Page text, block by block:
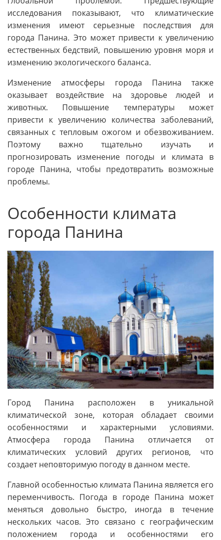
исследования показывают, что климатические
изменения имеют серьезные последствия для
города Панина. Это может привести к увеличению
естественных бедствий, повышению уровня моря и
изменению экологического баланса.
Изменение атмосферы города Панина также
оказывает воздействие на здоровье людей и
животных. Повышение температуры может
привести к увеличению количества заболеваний,
связанных с тепловым ожогом и обезвоживанием.
Поэтому важно тщательно изучать и
прогнозировать изменение погоды и климата в
городе Панина, чтобы предотвратить возможные
проблемы.
Особенности климата
города Панина
Город Панина расположен в уникальной
климатической зоне, которая обладает своими
особенностями и характерными условиями.
Атмосфера города Панина отличается от
климатических условий других регионов, что
создает неповторимую погоду в данном месте.
Главной особенностью климата Панина является его
переменчивость. Погода в городе Панина может
меняться довольно быстро, иногда в течение
нескольких часов. Это связано с географическим
положением города и особенностями его